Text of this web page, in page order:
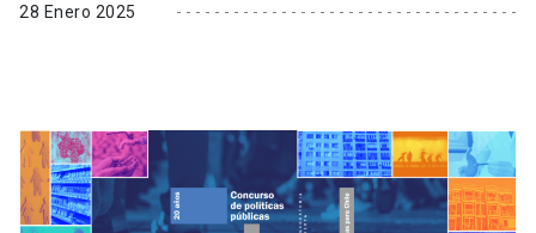
28 Enero 2025